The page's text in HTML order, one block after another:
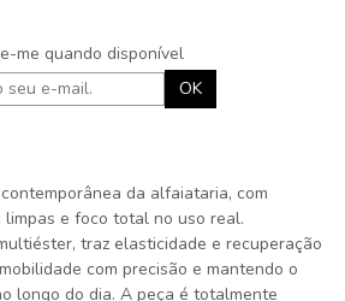
me quando disponível
OK
da alfaiataria, com
e foco total no uso real.
traz elasticidade e recuperação
com precisão e mantendo o
longo do dia. A peça é totalmente